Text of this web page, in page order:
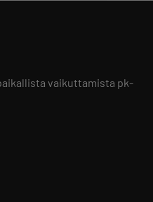
vaikuttamista pk-